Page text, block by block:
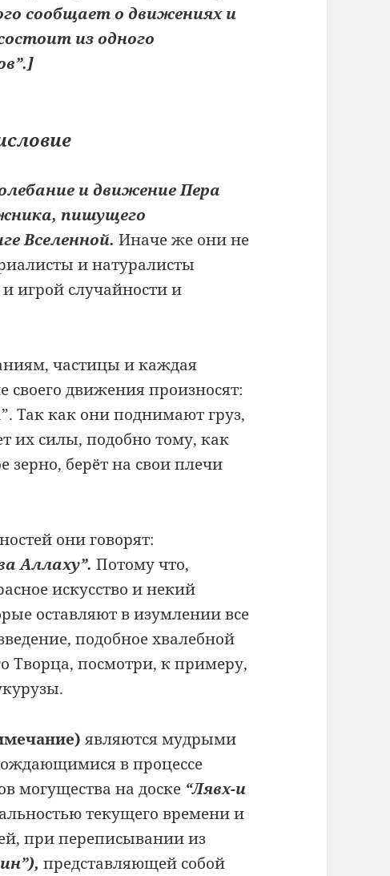
сообщает о движениях и
из одного
и движение Пера
пишущего
Вселенной. Иначе же они не
и натуралисты
игрой случайности и
частицы и каждая
своего движения произносят:
Так как они поднимают груз,
их силы, подобно тому, как
берёт на свои плечи
они говорят:
Аллаху”. Потому что,
искусство и некий
оставляют в изумлении все
подобное хвалебной
Творца, посмотри, к примеру,
) являются мудрыми
в процессе
могущества на доске “Лявх-и
текущего времени и
при переписывании из
представляющей собой